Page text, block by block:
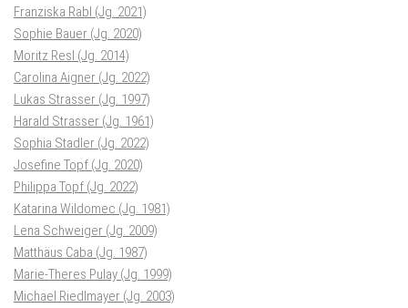
Franziska Rabl (Jg. 2021)
Sophie Bauer (Jg. 2020)
Moritz Resl (Jg. 2014)
Carolina Aigner (Jg. 2022)
Lukas Strasser (Jg. 1997)
Harald Strasser (Jg. 1961)
Sophia Stadler (Jg. 2022)
Josefine Topf (Jg. 2020)
Philippa Topf (Jg. 2022)
Katarina Wildomec (Jg. 1981)
Lena Schweiger (Jg. 2009)
Matthäus Caba (Jg. 1987)
Marie-Theres Pulay (Jg. 1999)
Michael Riedlmayer (Jg. 2003)